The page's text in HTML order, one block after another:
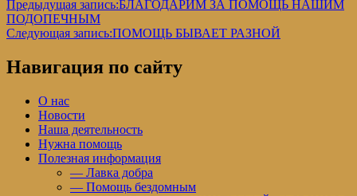
Предыдущая запись:БЛАГОДАРИМ ЗА ПОМОЩЬ НАШИМ
ПОДОПЕЧНЫМ
Следующая запись:ПОМОЩЬ БЫВАЕТ РАЗНОЙ
Навигация по сайту
О нас
Новости
Наша деятельность
Нужна помощь
Полезная информация
— Лавка добра
— Помощь бездомным